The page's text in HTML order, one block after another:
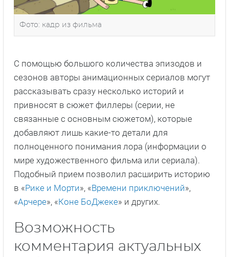
Фото: кадр из фильма
С помощью большого количества эпизодов и
сезонов авторы анимационных сериалов могут
рассказывать сразу несколько историй и
привносят в сюжет филлеры (серии, не
связанные с основным сюжетом), которые
добавляют лишь какие-то детали для
полноценного понимания лора (информации о
мире художественного фильма или сериала).
Подобный прием позволил расширить историю
в «Рике и Морти», «Времени приключений»,
«Арчере», «Коне БоДжеке» и других.
Возможность
комментария актуальных